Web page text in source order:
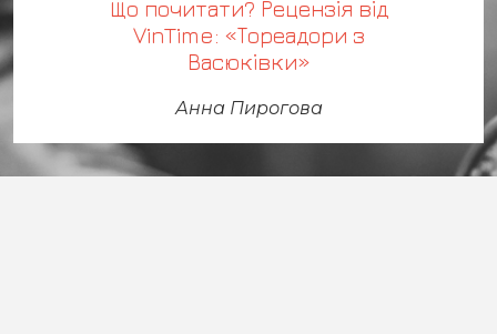
Що почитати? Рецензія від
VinTime: «Тореадори з
Васюківки»
Анна Пирогова